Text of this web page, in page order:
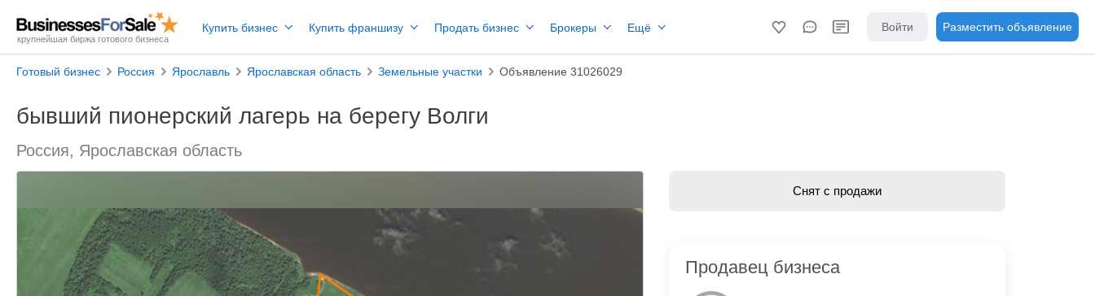
крупнейшая биржа готового бизнеса
Купить бизнес Купить франшизу Продать бизнес Брокеры Ещё Войти Разместить объявление
Готовый бизнес Россия Ярославль Ярославская область Земельные участки Объявление 31026029
бывший пионерский лагерь на берегу Волги
Россия, Ярославская область
Снят с продажи
Продавец бизнеса